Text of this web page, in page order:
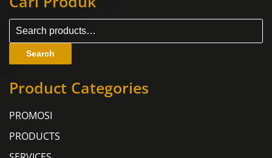
Search
Product Categories
PROMOSI
PRODUCTS